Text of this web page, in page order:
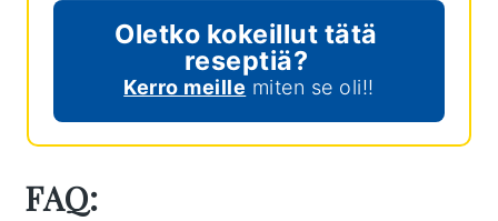
Oletko kokeillut tätä
reseptiä?
Kerro meille miten se oli!!
FAQ: